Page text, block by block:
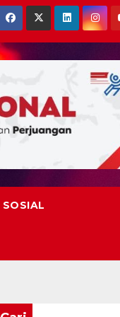
SOSIAL